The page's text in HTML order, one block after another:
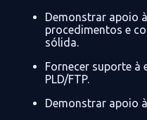
Demonstrar apoio
procedimentos e
sólida.
Fornecer suporte à
PLD/FTP.
Demonstrar apoio à